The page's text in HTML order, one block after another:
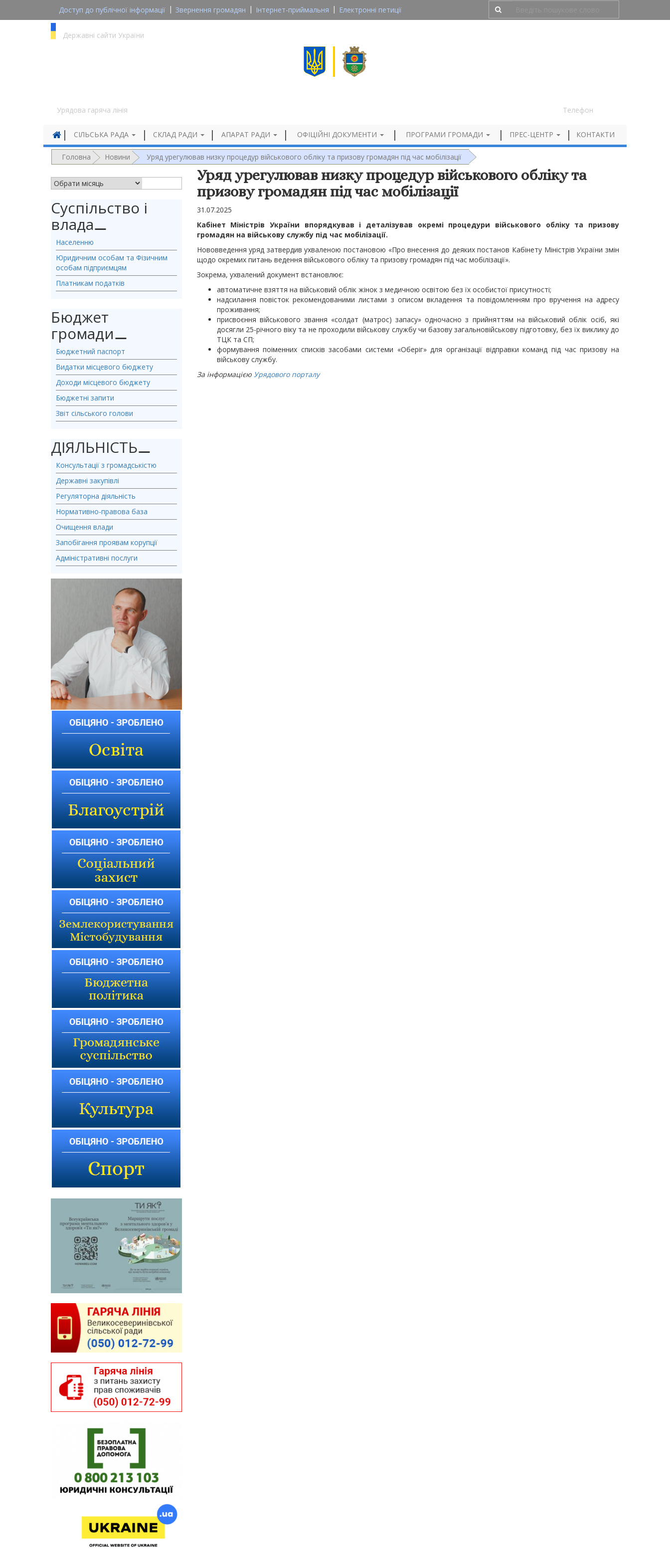
Доступ до публічної інформації Звернення громадян Інтернет-приймальня
Електронні петиції
Державні сайти України
Урядова гаряча лінія Телефон
СІЛЬСЬКА РАДА СКЛАД РАДИ АПАРАТ РАДИ ОФІЦІЙНІ ДОКУМЕНТИ ПРОГРАМИ ГРОМАДИ ПРЕС-ЦЕНТР КОНТАКТИ
Головна Новини Уряд урегулював низку процедур військового обліку та призову громадян під час мобілізації
АРХІВ НОВИН
Суспільство і
влада⚊
Населенню
Юридичним особам та Фізичним
особам підприємцям
Платникам податків
Бюджет
громади⚊
Бюджетний паспорт
Видатки місцевого бюджету
Доходи місцевого бюджету
Бюджетні запити
Звіт сільського голови
ДІЯЛЬНІСТЬ⚊
Консультації з громадськістю
Державні закупівлі
Регуляторна діяльність
Нормативно-правова база
Очищення влади
Запобігання проявам корупції
Адміністративні послуги
Уряд урегулював низку процедур військового обліку та
призову громадян під час мобілізації
31.07.2025
Кабінет Міністрів України впорядкував і деталізував окремі процедури військового обліку та призову
громадян на військову службу під час мобілізації.
Нововведення уряд затвердив ухваленою постановою «Про внесення до деяких постанов Кабінету Міністрів України змін
щодо окремих питань ведення військового обліку та призову громадян під час мобілізації».
Зокрема, ухвалений документ встановлює:
автоматичне взяття на військовий облік жінок з медичною освітою без їх особистої присутності;
надсилання повісток рекомендованими листами з описом вкладення та повідомленням про вручення на адресу
проживання;
присвоєння військового звання «солдат (матрос) запасу» одночасно з прийняттям на військовий облік осіб, які
досягли 25-річного віку та не проходили військову службу чи базову загальновійськову підготовку, без їх виклику до
ТЦК та СП;
формування поіменних списків засобами системи «Оберіг» для організації відправки команд під час призову на
військову службу.
За інформацією Урядового порталу